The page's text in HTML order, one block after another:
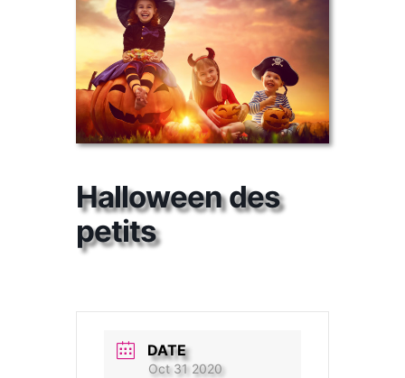
Halloween des
petits
DATE
Oct 31 2020